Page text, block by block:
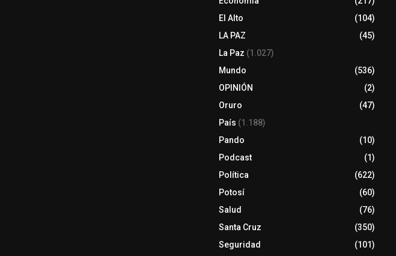
El Alto
(104)
LA PAZ
(45)
La Paz (1.027)
Mundo
(536)
OPINIÓN
(2)
Oruro
(47)
País (1.188)
Pando
(10)
Podcast
(1)
Política
(622)
Potosí
(60)
Salud
(76)
Santa Cruz
(350)
Seguridad
(101)